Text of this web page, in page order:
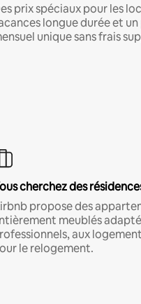
prix spéciaux pour les
longue durée et
unique sans frais
cherchez des
propose des
meublés
aux
le relogement.